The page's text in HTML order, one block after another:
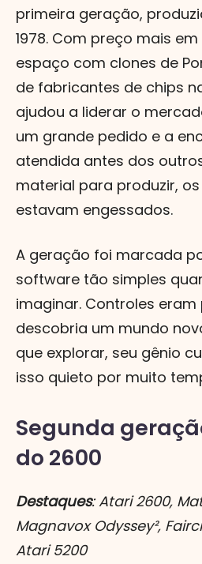
primeira geração,
1978. Com preço mais
espaço com clones de
de fabricantes de chips
ajudou a liderar o
um grande pedido e a
atendida antes dos
material para produzir,
estavam engessados.
A geração foi marcada
software tão simples
imaginar. Controles eram
descobria um mundo
que explorar, seu gênio
isso quieto por muito
Segunda
do 2600
Destaques: Atari 2600,
Magnavox Odyssey²,
Atari 5200